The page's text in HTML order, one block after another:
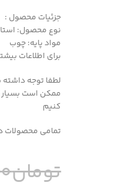
جزئیات محصول :
نوع محصول:
مواد پایه: چوب
برای اطلاعات بیشتر از طریق
لطفا توجه
ممکن است
کنیم
تمامی محصولات دارای
تومان